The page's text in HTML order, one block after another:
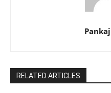
RELATED ARTICLES